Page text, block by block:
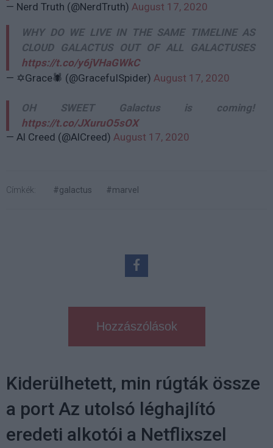
— Nerd Truth (@NerdTruth) August 17, 2020
WHY DO WE LIVE IN THE SAME TIMELINE AS
CLOUD GALACTUS OUT OF ALL GALACTUSES
https://t.co/y6jVHaGWkC
— ✡️Grace🕷️ (@GracefuISpider) August 17, 2020
OH SWEET Galactus is coming!
https://t.co/JXuruO5sOX
— Al Creed (@AlCreed) August 17, 2020
Címkék: #galactus #marvel
Hozzászólások
Kiderülhetett, min rúgták össze
a port Az utolsó léghajlító
eredeti alkotói a Netflixszel